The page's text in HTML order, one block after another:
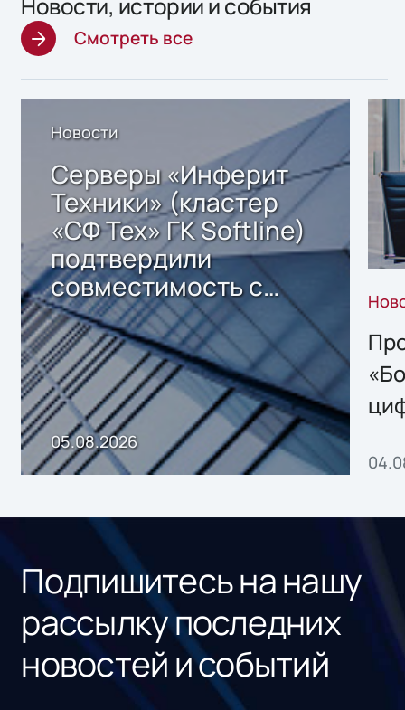
Новости, истории и события
Смотреть все
Новости
Серверы «Инферит
Техники» (кластер
«СФ Тех» ГК Softline)
подтвердили
совместимость с
решением Sharx
Storage 2.x для
хранения данных
05.08.2026
Подпишитесь на нашу
рассылку последних
новостей и событий